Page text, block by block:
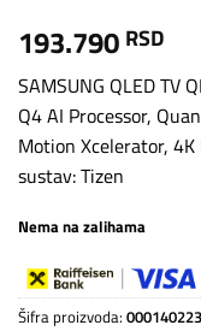
193.790 RSD
SAMSUNG QLED TV
Q4 AI Processor,
Motion Xcelerator,
sustav: Tizen
Nema na zalihama
Šifra proizvoda: